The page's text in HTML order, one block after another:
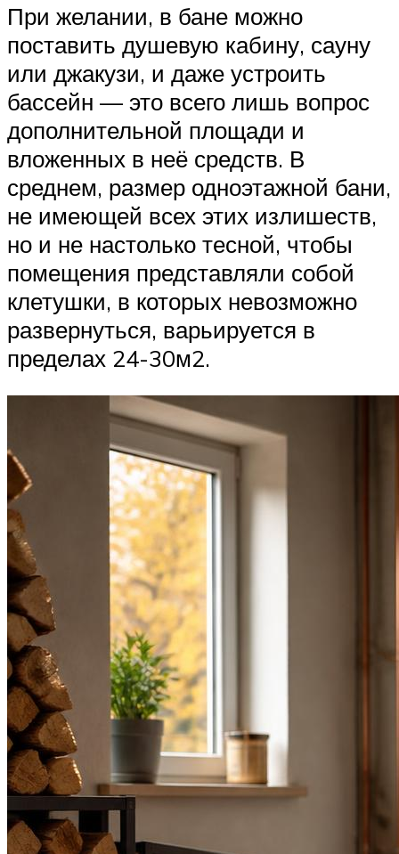
При желании, в бане можно
поставить душевую кабину, сауну
или джакузи, и даже устроить
бассейн — это всего лишь вопрос
дополнительной площади и
вложенных в неё средств. В
среднем, размер одноэтажной бани,
не имеющей всех этих излишеств,
но и не настолько тесной, чтобы
помещения представляли собой
клетушки, в которых невозможно
развернуться, варьируется в
пределах 24-30м2.